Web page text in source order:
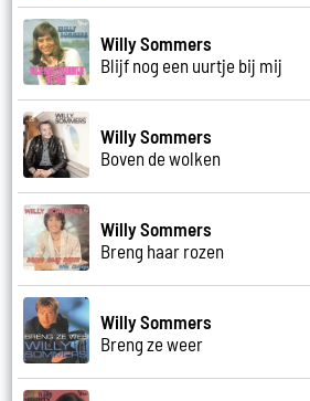
Willy Sommers
Blijf nog een uurtje bij mij
Willy Sommers
Boven de wolken
Willy Sommers
Breng haar rozen
Willy Sommers
Breng ze weer